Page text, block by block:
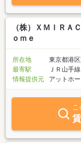
（株）ＸＭＩＲ
ｏｍｅ
所在地
東京都港
最寄駅
ＪＲ山手
情報提供元
アットホ